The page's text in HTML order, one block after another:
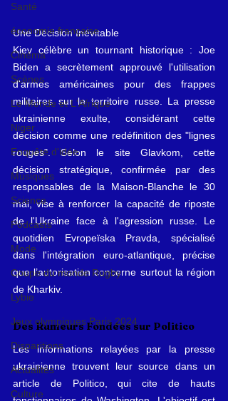
Santé
économie française
Cinéma
Scènes
Le Monde et L'Afrique
Niger
Enquête d'idée
Musiques
Science
Podcasts
Mode
Coupe du monde Rugby
Lybie
Jeux olympiques Paris 2024
Disparitions
Actualités
Culture
Une Décision Inévitable
Kiev célèbre un tournant historique : Joe
Biden a secrètement approuvé l'utilisation
d'armes américaines pour des frappes
militaires sur le territoire russe. La presse
ukrainienne exulte, considérant cette
décision comme une redéfinition des "lignes
rouges". Selon le site Glavkom, cette
décision stratégique, confirmée par des
responsables de la Maison-Blanche le 30
mai, vise à renforcer la capacité de riposte
de l'Ukraine face à l'agression russe. Le
quotidien Evropeïska Pravda, spécialisé
dans l'intégration euro-atlantique, précise
que l’autorisation concerne surtout la région
de Kharkiv.
Des Rumeurs Fondées sur Politico
Les informations relayées par la presse
ukrainienne trouvent leur source dans un
article de Politico, qui cite de hauts